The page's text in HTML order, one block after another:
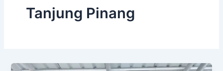
Tanjung Pinang